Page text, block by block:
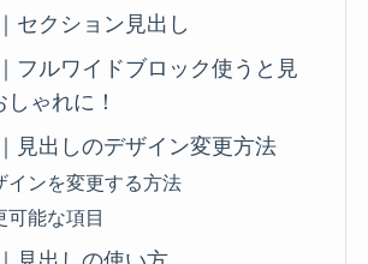
セクション見出し
フルワイドブロック使うと見
ゃれに！
見出しのデザイン変更方法
インを変更する方法
可能な項目